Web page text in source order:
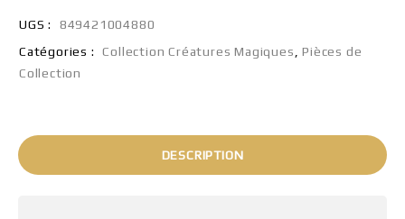
UGS :
849421004880
Catégories :
Collection Créatures Magiques ,Pièces de
Collection
DESCRIPTION